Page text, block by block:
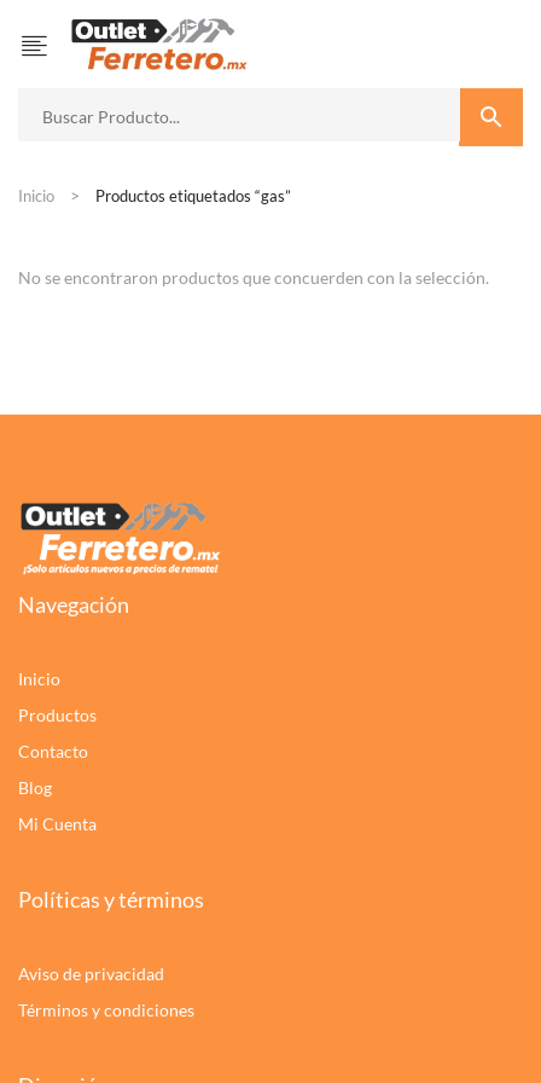
Inicio Productos etiquetados “gas”
No se encontraron productos que concuerden con la selección.
Navegación
Inicio
Productos
Contacto
Blog
Mi Cuenta
Políticas y términos
Aviso de privacidad
Términos y condiciones